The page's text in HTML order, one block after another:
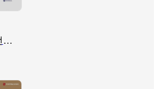
문화다양성 전문인력 양성 기본과정 - 문화다양성의 이해